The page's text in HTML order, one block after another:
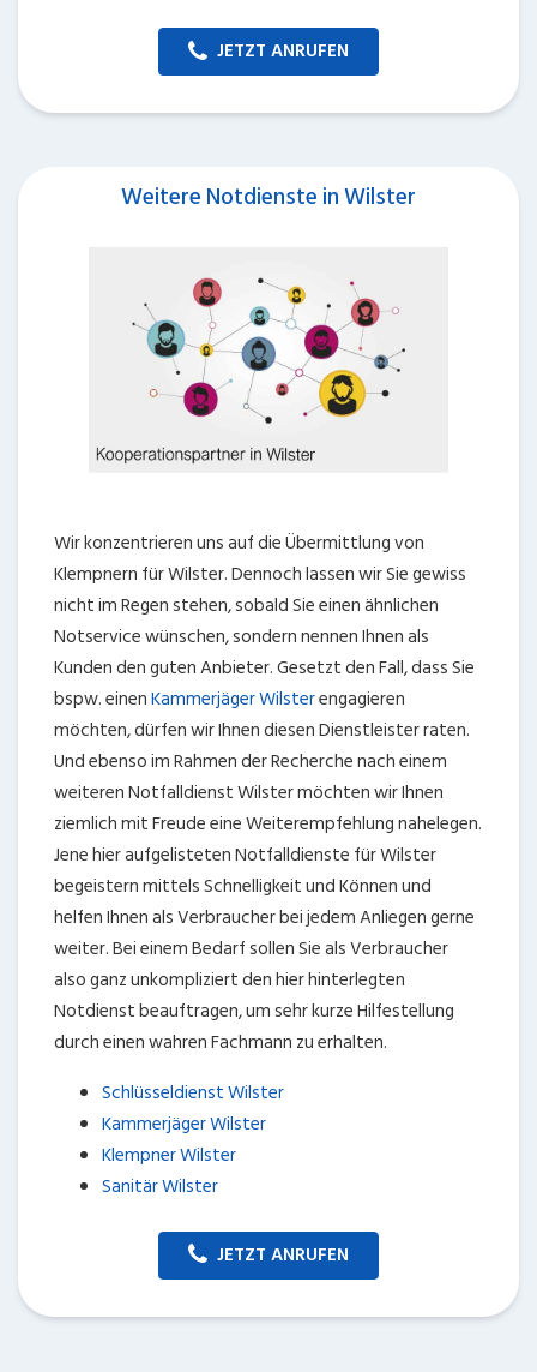
JETZT ANRUFEN
Weitere Notdienste in Wilster
Wir konzentrieren uns auf die Übermittlung von
Klempnern für Wilster. Dennoch lassen wir Sie gewiss
nicht im Regen stehen, sobald Sie einen ähnlichen
Notservice wünschen, sondern nennen Ihnen als
Kunden den guten Anbieter. Gesetzt den Fall, dass Sie
bspw. einenKammerjäger Wilsterengagieren
möchten, dürfen wir Ihnen diesen Dienstleister raten.
Und ebenso im Rahmen der Recherche nach einem
weiteren Notfalldienst Wilster möchten wir Ihnen
ziemlich mit Freude eine Weiterempfehlung nahelegen.
Jene hier aufgelisteten Notfalldienste für Wilster
begeistern mittels Schnelligkeit und Können und
helfen Ihnen als Verbraucher bei jedem Anliegen gerne
weiter. Bei einem Bedarf sollen Sie als Verbraucher
also ganz unkompliziert den hier hinterlegten
Notdienst beauftragen, um sehr kurze Hilfestellung
durch einen wahren Fachmann zu erhalten.
Schlüsseldienst Wilster
Kammerjäger Wilster
Klempner Wilster
Sanitär Wilster
JETZT ANRUFEN